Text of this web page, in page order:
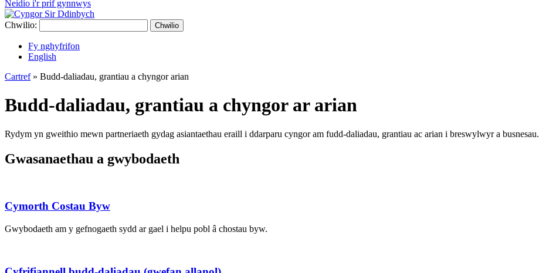
Neidio i'r prif gynnwys
Chwilio: Chwilio
Fy nghyfrifon
English
Cartref» Budd-daliadau, grantiau a chyngor arian
Budd-daliadau, grantiau a chyngor ar arian
Rydym yn gweithio mewn partneriaeth gydag asiantaethau eraill i ddarparu cyngor am fudd-daliadau, grantiau ac arian i breswylwyr a busnesau.
Gwasanaethau a gwybodaeth
Cymorth Costau Byw
Gwybodaeth am y gefnogaeth sydd ar gael i helpu pobl â chostau byw.